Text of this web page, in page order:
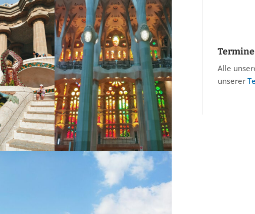
Termine
Alle
unserer